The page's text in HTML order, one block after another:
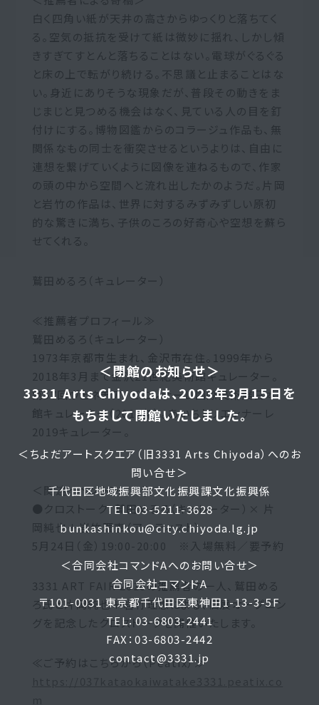
＜閉館のお知らせ＞
3331 Arts Chiyodaは、2023年3月15日を
もちまして閉館いたしました。
＜ちよだアートスクエア（旧3331 Arts Chiyoda）へのお
問い合せ＞
千代田区地域振興部文化振興課文化振興係
TEL：03-5211-3628
bunkashinkou@city.chiyoda.lg.jp
＜合同会社コマンドAへのお問い合せ＞
合同会社コマンドA
〒101-0031 東京都千代田区東神田1-13-3-5F
TEL：03-6803-2441
FAX：03-6803-2442
contact@3331.jp
白く四角い紙が天井の高さからゆっくりと落ちてく
る。空気の抵抗を受けて紙は微妙に揺れ、しかし傾
きすぎてすとんと落ちることはない。電球がぐるぐる
と床の上で転がり続ける。不思議と止まることはな
い。身近にありそうな現象だが、普段その動きをま
じまじと見つめる機会はなく、見ている人の目を釘
付けにする。博物図鑑からのコラージュ作品も、無
関係なもの同士を衝突させるというよりは、自由に
連想を繋げていくように図像を連ねるもので、作家
の頭の中から空間へと流れ出したかのようだ。片岡
と岩竹の作品は、世界に対するみずみずしい原初
的な驚きに満ち、子供のころの好奇心や空想を蘇ら
せてくれる。
鷲田めるろ（キュレーター）
≪推薦者プロフィール≫
鷲田めるろ（キュレーター）
1973年京都市生まれ、金沢市在住。1999年から
2018年3月まで金沢21世紀美術館キュレーター。
第57回ヴェネチア・ビエンナーレ国際美術展日本
館キュレーター（2017年）。あいちトリエンナーレ
2019キュレーター。
＜関連イベント＞
●クロストーク：鷲田めるろ（キュレーター）× 片
岡純也＋岩竹理恵（アーティスト）
5月24日（金）19:00-20:00 ※入場無料／要予約
3331 ART FAIR 2018の推薦者の一人、鷲田める
ろ氏と片岡純也＋岩竹理恵による、個展オープニン
グを記念したクロストークを開催いたします。
≪ご予約はこちらから（Peatix）≫